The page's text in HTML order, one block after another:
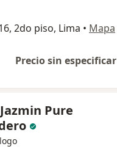
2do piso, Lima • Mapa
Precio sin especificar
Pure